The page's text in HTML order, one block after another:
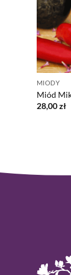
MIODY
Miód
28,00zł